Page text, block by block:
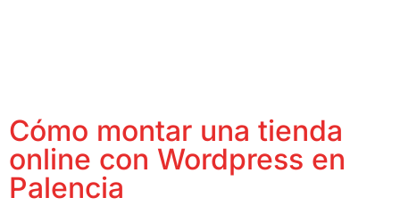
Cómo montar una tienda
online con Wordpress en
Palencia